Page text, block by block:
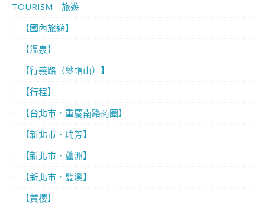
TOURISM｜旅遊
【國內旅遊】
【溫泉】
【行義路（紗帽山）】
【行程】
【台北市．重慶南路商圈】
【新北市．瑞芳】
【新北市．蘆洲】
【新北市．雙溪】
【賞櫻】